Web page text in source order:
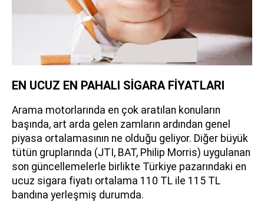
EN UCUZ EN PAHALI SİGARA FİYATLARI
Arama motorlarında en çok aratılan konuların
başında, art arda gelen zamların ardından genel
piyasa ortalamasının ne olduğu geliyor. Diğer büyük
tütün gruplarında (JTI, BAT, Philip Morris) uygulanan
son güncellemelerle birlikte Türkiye pazarındaki en
ucuz sigara fiyatı ortalama 110 TL ile 115 TL
bandına yerleşmiş durumda.